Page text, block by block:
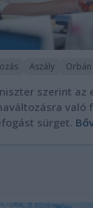
Aszály
szerint az
való
sürget.